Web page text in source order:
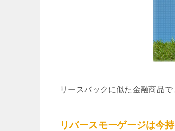
リースバックに似た金融商品
リバースモーゲージは今